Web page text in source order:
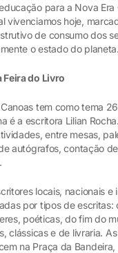
para a Nova Era
vivenciamos hoje,
de consumo dos
o estado do planeta.
Feira do Livro
tem como tema
é a escritora Lilian
entre mesas,
autógrafos, contação
locais, nacionais e
por tipos de escritas:
poéticas, do fim do
clássicas e de livraria.
na Praça da